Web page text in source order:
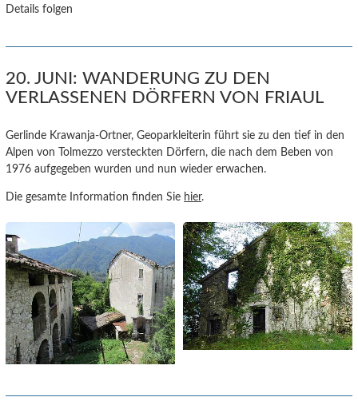
Details folgen
20. JUNI: WANDERUNG ZU DEN
VERLASSENEN DÖRFERN VON FRIAUL
Gerlinde Krawanja-Ortner, Geoparkleiterin führt sie zu den tief in den
Alpen von Tolmezzo versteckten Dörfern, die nach dem Beben von
1976 aufgegeben wurden und nun wieder erwachen.
Die gesamte Information finden Sie hier.